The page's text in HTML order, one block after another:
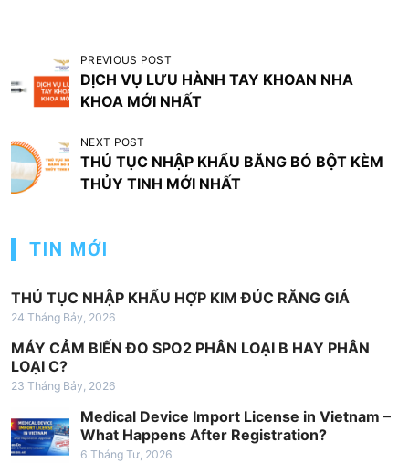
i
u
h
ư
n
b
à
i
v
i
ế
PREVIOUS POST
DỊCH VỤ LƯU HÀNH TAY KHOAN NHA
KHOA MỚI NHẤT
NEXT POST
THỦ TỤC NHẬP KHẨU BĂNG BÓ BỘT KÈM
THỦY TINH MỚI NHẤT
TIN MỚI
THỦ TỤC NHẬP KHẨU HỢP KIM ĐÚC RĂNG GIẢ
24 Tháng Bảy, 2026
MÁY CẢM BIẾN ĐO SPO2 PHÂN LOẠI B HAY PHÂN
LOẠI C?
23 Tháng Bảy, 2026
Medical Device Import License in Vietnam –
What Happens After Registration?
6 Tháng Tư, 2026